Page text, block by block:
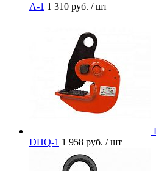
A-1 1 310 руб. / шт
DHQ-1 1 958 руб. / шт